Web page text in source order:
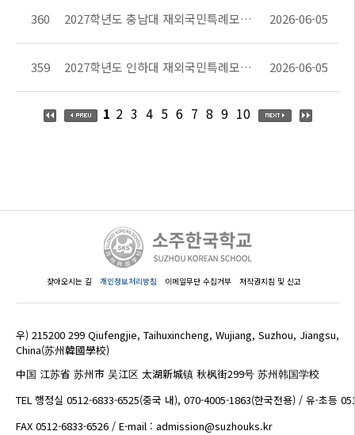
360 2027학년도 충남대 재외국민특례모집요강 2026-06-05
359 2027학년도 인하대 재외국민특례모집요강 2026-06-05
1 2 3 4 5 6 7 8 9 10
찾아오시는 길 개인정보처리방침 이메일무단 수집거부 저작권지침 및 신고
우) 215200 299 Qiufengjie, Taihuxincheng, Wujiang, Suzhou, Jiangsu,
China(苏州韓國學校)
中国 江苏省 苏州市 吴江区 太湖新城镇 秋枫街299号 苏州韩国学校
TEL 행정실 0512-6833-6525(중국 내), 070-4005-1863(한국전용) / 유·초등
FAX 0512-6833-6526 / E-mail : admission@suzhouks.kr